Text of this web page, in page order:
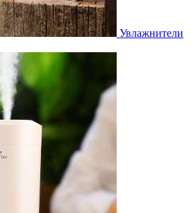
Увлажнители